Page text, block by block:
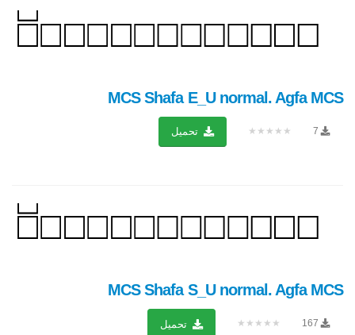
MCS Shafa E_U normal. Agfa MCS
7
★★★★★ تحميل
MCS Shafa S_U normal. Agfa MCS
167
★★★★★ تحميل